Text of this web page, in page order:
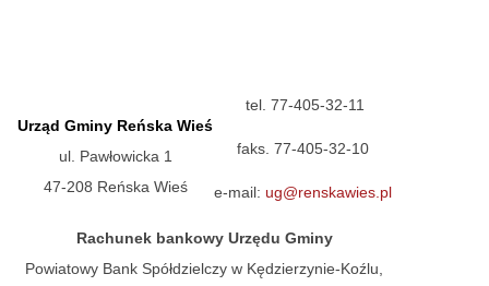
Urząd Gminy Reńska Wieś
ul. Pawłowicka 1
47-208 Reńska Wieś
tel. 77-405-32-11
faks. 77-405-32-10
e-mail: ug@renskawies.pl
Rachunek bankowy Urzędu Gminy
Powiatowy Bank Spółdzielczy w Kędzierzynie-Koźlu,